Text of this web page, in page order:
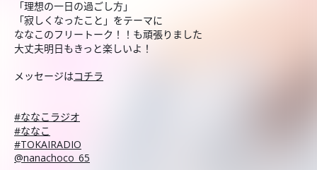
「理想の一日の過ごし方」
「寂しくなったこと」をテーマに
ななこのフリートーク！！も頑張りました
大丈夫明日もきっと楽しいよ！
メッセージはコチラ
#ななこラジオ
#ななこ
#TOKAIRADIO
@nanachoco_65